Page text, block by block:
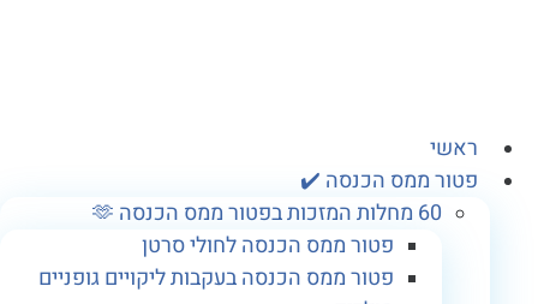
ממס הכנסה ✔️
פטור ממס הכנסה לחולי סרטן
פטור ממס הכנסה בעקבות ליקויים גופניים